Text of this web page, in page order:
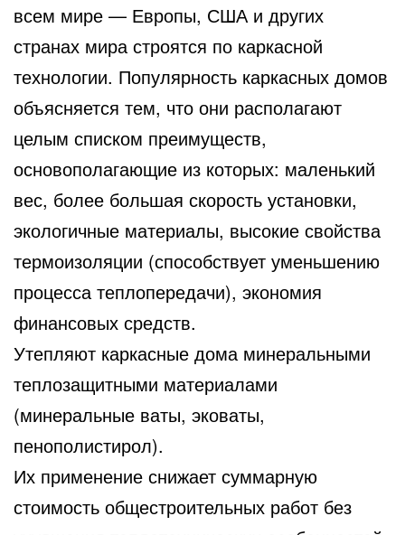
всем мире — Европы, США и других
странах мира строятся по каркасной
технологии. Популярность каркасных домов
объясняется тем, что они располагают
целым списком преимуществ,
основополагающие из которых: маленький
вес, более большая скорость установки,
экологичные материалы, высокие свойства
термоизоляции (способствует уменьшению
процесса теплопередачи), экономия
финансовых средств.
Утепляют каркасные дома минеральными
теплозащитными материалами
(минеральные ваты, эковаты,
пенополистирол).
Их применение снижает суммарную
стоимость общестроительных работ без